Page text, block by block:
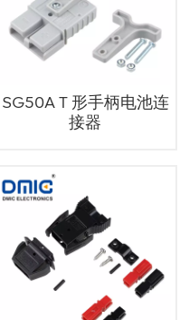
SG50A T 形手柄电池连
接器